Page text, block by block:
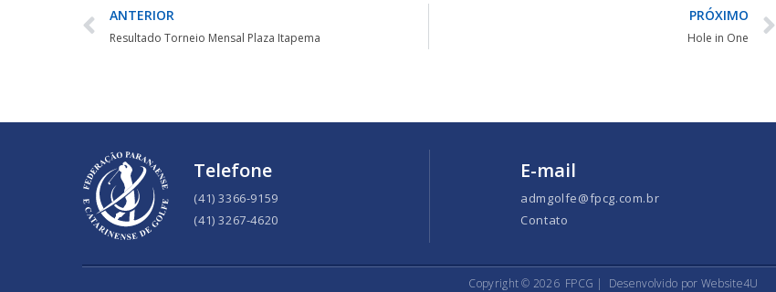
ANTERIOR
Resultado Torneio Mensal Plaza Itapema
PRÓXIMO
Hole in One
Telefone
(41) 3366-9159
(41) 3267-4620
E-mail
admgolfe@fpcg.com.br
Contato
Copyright © 2026 FPCG | Desenvolvido por Website4U